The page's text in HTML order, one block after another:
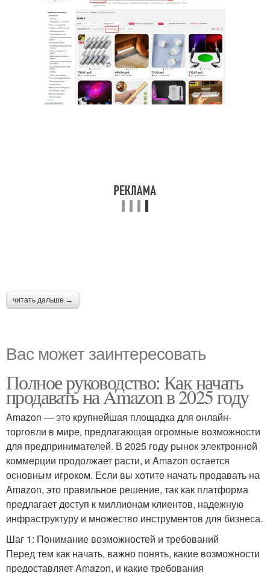
читать дальше →
Вас может заинтересовать
Полное руководство: Как начать
продавать на Amazon в 2025 году
Amazon — это крупнейшая площадка для онлайн-
торговли в мире, предлагающая огромные возможности
для предпринимателей. В 2025 году рынок электронной
коммерции продолжает расти, и Amazon остается
основным игроком. Если вы хотите начать продавать на
Amazon, это правильное решение, так как платформа
предлагает доступ к миллионам клиентов, надежную
инфраструктуру и множество инструментов для бизнеса.
Шаг 1: Понимание возможностей и требований
Перед тем как начать, важно понять, какие возможности
предоставляет Amazon, и какие требования